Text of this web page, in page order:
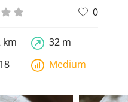
0
km
32 m
Medium